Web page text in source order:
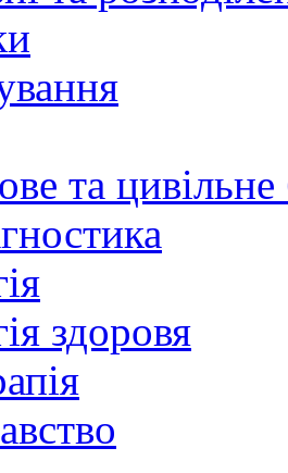
та цивільне
здоровя